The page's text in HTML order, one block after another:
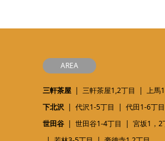
AREA
三軒茶屋 三軒茶屋1,2丁目 上馬
下北沢
代沢1-5丁目 代田1-6丁目
世田谷
世田谷1-4丁目 宮坂1，2